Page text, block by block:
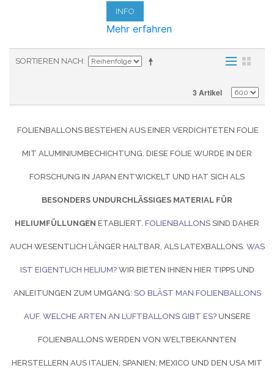
INFO
Mehr erfahren
SORTIEREN NACH
3 Artikel
FOLIENBALLONS BESTEHEN AUS EINER VERDICHTETEN FOLIE
MIT ALUMINIUMBECHICHTUNG. DIESE FOLIE WURDE IN DER
FORSCHUNG IN JAPAN ENTWICKELT UND HAT SICH ALS
BESONDERS UNDURCHLÄSSIGES MATERIAL FÜR
HELIUMFÜLLUNGEN ETABLIERT. FOLIENBALLONS SIND DAHER
AUCH WESENTLICH LÄNGER HALTBAR, ALS LATEXBALLONS. WAS
IST EIGENTLICH HELIUM?WIR BIETEN IHNEN HIER TIPPS UND
ANLEITUNGEN ZUM UMGANG: SO BLÄST MAN FOLIENBALLONS
AUF. WELCHE ARTEN AN LUFTBALLONS GIBT ES?UNSERE
FOLIENBALLONS WERDEN VON WELTBEKANNTEN
HERSTELLERN AUS ITALIEN, SPANIEN, MEXICO UND DEN USA MIT